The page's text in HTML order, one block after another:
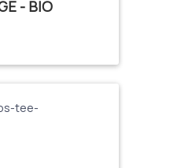
- BIO
von 0 von 5 Sternen